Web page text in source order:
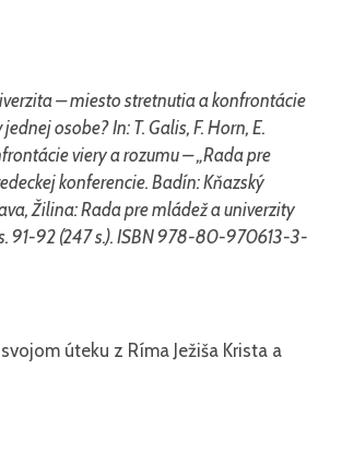
– miesto stretnutia a konfrontácie
osobe? In: T. Galis, F. Horn, E.
viery a rozumu – „Rada pre
konferencie. Badín: Kňazský
Žilina: Rada pre mládež a univerzity
91-92 (247 s.). ISBN 978-80-970613-3-
úteku z Ríma Ježiša Krista a